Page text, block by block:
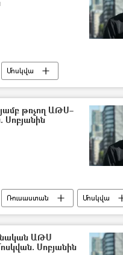
Մոսկվա
(ԱԹՍ)
Ուկրաինա
Պատերազմ
թռչող ԱԹՍ–
Սոբյանին
Ռուսաստան
Մոսկվա
(ԱԹՍ)
ԱԹՍ
Սոբյանին